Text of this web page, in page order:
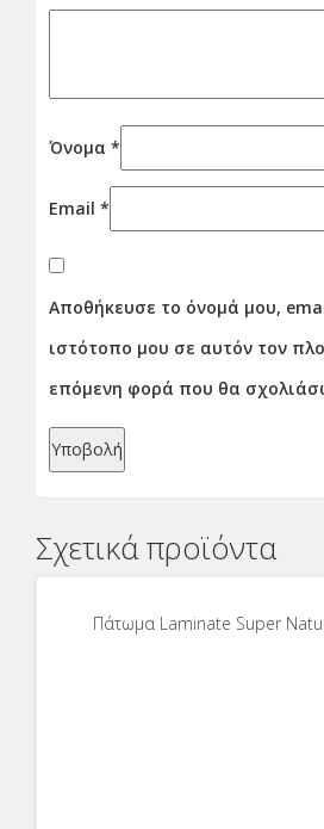
Όνομα *
Email *
Αποθήκευσε το όνομά μου,
ιστότοπο μου σε αυτόν τον
επόμενη φορά που θα
Σχετικά προϊόντα
Πάτωμα Laminate Super